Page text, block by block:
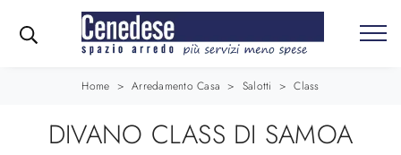
Home > Arredamento Casa > Salotti > Class
DIVANO CLASS DI SAMOA